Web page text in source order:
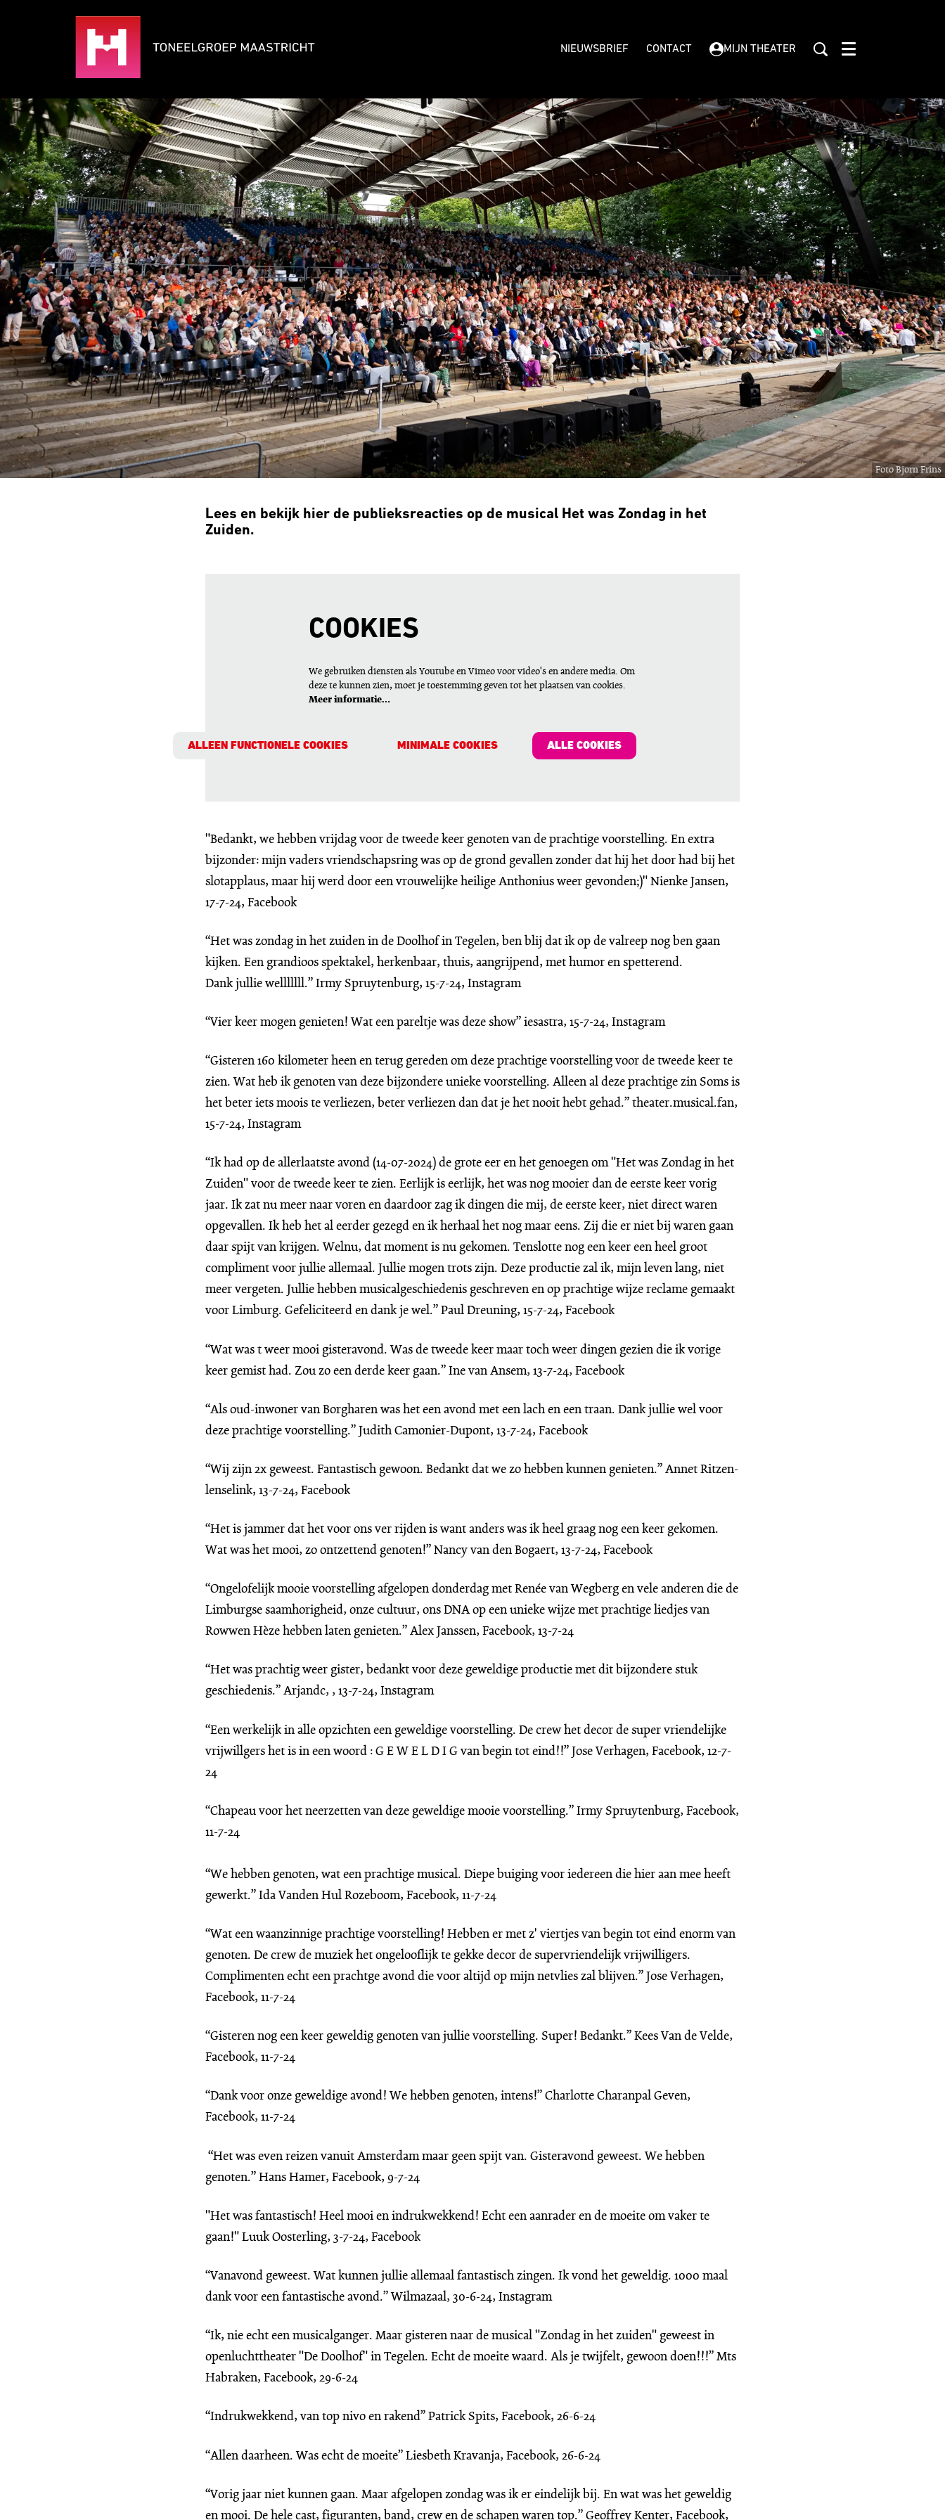
NIEUWSBRIEF CONTACT MIJN THEATER Menu
Foto Bjorn Frins
Lees en bekijk hier de publieksreacties op de musical Het was Zondag in het
Zuiden.
COOKIES
We gebruiken diensten als Youtube en Vimeo voor video's en andere media. Om
deze te kunnen zien, moet je toestemming geven tot het plaatsen van cookies.
Meer informatie…
ALLEEN FUNCTIONELE COOKIES MINIMALE COOKIES ALLE COOKIES
"Bedankt, we hebben vrijdag voor de tweede keer genoten van de prachtige voorstelling. En extra
bijzonder: mijn vaders vriendschapsring was op de grond gevallen zonder dat hij het door had bij het
slotapplaus, maar hij werd door een vrouwelijke heilige Anthonius weer gevonden;)" Nienke Jansen,
17-7-24, Facebook
“Het was zondag in het zuiden in de Doolhof in Tegelen, ben blij dat ik op de valreep nog ben gaan
kijken. Een grandioos spektakel, herkenbaar, thuis, aangrijpend, met humor en spetterend.
Dank jullie welllllll.” Irmy Spruytenburg, 15-7-24, Instagram
“Vier keer mogen genieten! Wat een pareltje was deze show” iesastra, 15-7-24, Instagram
“Gisteren 160 kilometer heen en terug gereden om deze prachtige voorstelling voor de tweede keer te
zien. Wat heb ik genoten van deze bijzondere unieke voorstelling. Alleen al deze prachtige zin Soms is
het beter iets moois te verliezen, beter verliezen dan dat je het nooit hebt gehad.” theater.musical.fan,
15-7-24, Instagram
“Ik had op de allerlaatste avond (14-07-2024) de grote eer en het genoegen om "Het was Zondag in het
Zuiden" voor de tweede keer te zien. Eerlijk is eerlijk, het was nog mooier dan de eerste keer vorig
jaar. Ik zat nu meer naar voren en daardoor zag ik dingen die mij, de eerste keer, niet direct waren
opgevallen. Ik heb het al eerder gezegd en ik herhaal het nog maar eens. Zij die er niet bij waren gaan
daar spijt van krijgen. Welnu, dat moment is nu gekomen. Tenslotte nog een keer een heel groot
compliment voor jullie allemaal. Jullie mogen trots zijn. Deze productie zal ik, mijn leven lang, niet
meer vergeten. Jullie hebben musicalgeschiedenis geschreven en op prachtige wijze reclame gemaakt
voor Limburg. Gefeliciteerd en dank je wel.” Paul Dreuning, 15-7-24, Facebook
“Wat was t weer mooi gisteravond. Was de tweede keer maar toch weer dingen gezien die ik vorige
keer gemist had. Zou zo een derde keer gaan.” Ine van Ansem, 13-7-24, Facebook
“Als oud-inwoner van Borgharen was het een avond met een lach en een traan. Dank jullie wel voor
deze prachtige voorstelling.” Judith Camonier-Dupont, 13-7-24, Facebook
“Wij zijn 2x geweest. Fantastisch gewoon. Bedankt dat we zo hebben kunnen genieten.” Annet Ritzen-
lenselink, 13-7-24, Facebook
“Het is jammer dat het voor ons ver rijden is want anders was ik heel graag nog een keer gekomen.
Wat was het mooi, zo ontzettend genoten!” Nancy van den Bogaert, 13-7-24, Facebook
“Ongelofelijk mooie voorstelling afgelopen donderdag met Renée van Wegberg en vele anderen die de
Limburgse saamhorigheid, onze cultuur, ons DNA op een unieke wijze met prachtige liedjes van
Rowwen Hèze hebben laten genieten.” Alex Janssen, Facebook, 13-7-24
“Het was prachtig weer gister, bedankt voor deze geweldige productie met dit bijzondere stuk
geschiedenis.” Arjandc, , 13-7-24, Instagram
“Een werkelijk in alle opzichten een geweldige voorstelling. De crew het decor de super vriendelijke
vrijwillgers het is in een woord : G E W E L D I G van begin tot eind!!” Jose Verhagen, Facebook, 12-7-
24
“Chapeau voor het neerzetten van deze geweldige mooie voorstelling.” Irmy Spruytenburg, Facebook,
11-7-24
“We hebben genoten, wat een prachtige musical. Diepe buiging voor iedereen die hier aan mee heeft
gewerkt.” Ida Vanden Hul Rozeboom, Facebook, 11-7-24
“Wat een waanzinnige prachtige voorstelling! Hebben er met z' viertjes van begin tot eind enorm van
genoten. De crew de muziek het ongelooflijk te gekke decor de supervriendelijk vrijwilligers.
Complimenten echt een prachtge avond die voor altijd op mijn netvlies zal blijven.” Jose Verhagen,
Facebook, 11-7-24
“Gisteren nog een keer geweldig genoten van jullie voorstelling. Super! Bedankt.” Kees Van de Velde,
Facebook, 11-7-24
“Dank voor onze geweldige avond! We hebben genoten, intens!” Charlotte Charanpal Geven,
Facebook, 11-7-24
“Het was even reizen vanuit Amsterdam maar geen spijt van. Gisteravond geweest. We hebben
genoten.” Hans Hamer, Facebook, 9-7-24
"Het was fantastisch! Heel mooi en indrukwekkend! Echt een aanrader en de moeite om vaker te
gaan!" Luuk Oosterling, 3-7-24, Facebook
“Vanavond geweest. Wat kunnen jullie allemaal fantastisch zingen. Ik vond het geweldig. 1000 maal
dank voor een fantastische avond.” Wilmazaal, 30-6-24, Instagram
“Ik, nie echt een musicalganger. Maar gisteren naar de musical "Zondag in het zuiden" geweest in
openluchttheater "De Doolhof" in Tegelen. Echt de moeite waard. Als je twijfelt, gewoon doen!!!” Mts
Habraken, Facebook, 29-6-24
“Indrukwekkend, van top nivo en rakend” Patrick Spits, Facebook, 26-6-24
“Allen daarheen. Was echt de moeite” Liesbeth Kravanja, Facebook, 26-6-24
“Vorig jaar niet kunnen gaan. Maar afgelopen zondag was ik er eindelijk bij. En wat was het geweldig
en mooi. De hele cast, figuranten, band, crew en de schapen waren top.” Geoffrey Kenter, Facebook,